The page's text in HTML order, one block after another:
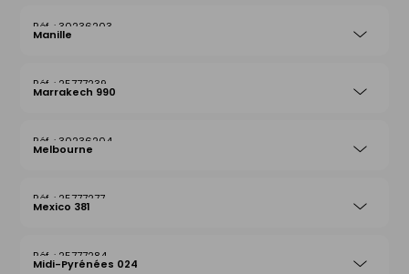
30236203
Manille
25777239
Marrakech 990
30236204
Melbourne
25777277
Mexico 381
25777284
Midi-Pyrénées 024